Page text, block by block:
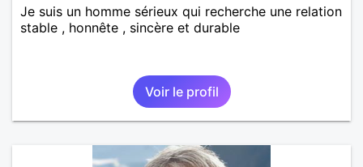
Je suis un homme sérieux qui recherche une relation
stable , honnête , sincère et durable
Voir le profil